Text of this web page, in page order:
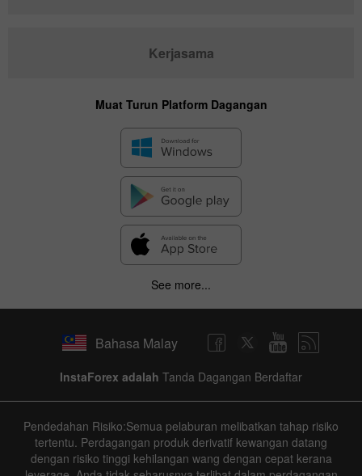
Kerjasama
Muat Turun Platform Dagangan
See more...
Bahasa Malay
InstaForex adalah Tanda Dagangan Berdaftar
Pendedahan Risiko:Semua pelaburan melibatkan tahap risiko
tertentu. Perdagangan produk derivatif kewangan datang
dengan risiko tinggi kehilangan wang dengan cepat kerana